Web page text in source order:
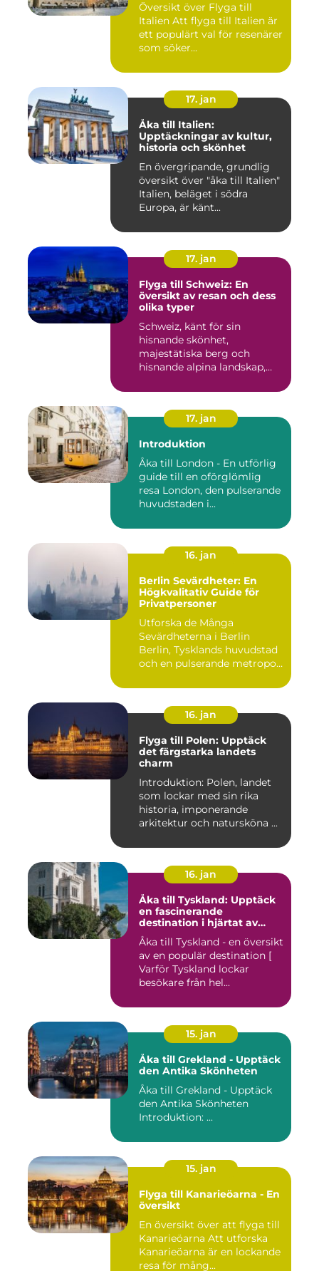
Översikt över Flyga till
Italien Att flyga till Italien är
ett populärt val för resenärer
som söker...
17. jan
Åka till Italien:
Upptäckningar av kultur,
historia och skönhet
En övergripande, grundlig
översikt över "åka till Italien"
Italien, beläget i södra
Europa, är känt...
17. jan
Flyga till Schweiz: En
översikt av resan och dess
olika typer
Schweiz, känt för sin
hisnande skönhet,
majestätiska berg och
hisnande alpina landskap,
17. jan
Introduktion
Åka till London - En utförlig
guide till en oförglömlig
resa London, den pulserande
huvudstaden i...
16. jan
Berlin Sevärdheter: En
Högkvalitativ Guide för
Privatpersoner
Utforska de Många
Sevärdheterna i Berlin
Berlin, Tysklands huvudstad
och en pulserande metropol,
16. jan
Flyga till Polen: Upptäck
det färgstarka landets
charm
Introduktion: Polen, landet
som lockar med sin rika
historia, imponerande
arkitektur och natursköna ...
16. jan
Åka till Tyskland: Upptäck
en fascinerande
destination i hjärtat av
Europa
Åka till Tyskland - en översikt
av en populär destination [
Varför Tyskland lockar
besökare från hel...
15. jan
Åka till Grekland - Upptäck
den Antika Skönheten
Åka till Grekland - Upptäck
den Antika Skönheten
Introduktion: ...
15. jan
Flyga till Kanarieöarna - En
översikt
En översikt över att flyga till
Kanarieöarna Att utforska
Kanarieöarna är en lockande
resa för mång...